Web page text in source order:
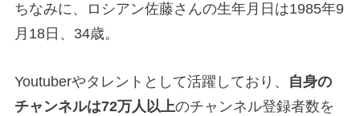
ちなみに、ロシアン佐藤さんの生年月日は1985年9
月18日、34歳。
Youtuberやタレントとして活躍しており、 自身の
チャンネルは72万人以上のチャンネル登録者数を